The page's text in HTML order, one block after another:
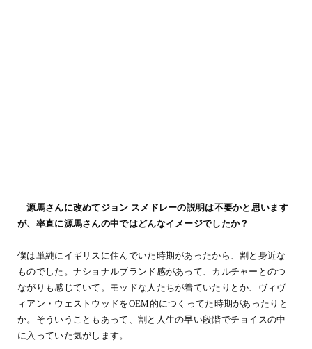
―源馬さんに改めてジョン スメドレーの説明は不要かと思います
が、率直に源馬さんの中ではどんなイメージでしたか？
僕は単純にイギリスに住んでいた時期があったから、割と身近な
ものでした。ナショナルブランド感があって、カルチャーとのつ
ながりも感じていて。モッドな人たちが着ていたりとか、ヴィヴ
ィアン・ウェストウッドをOEM的につくってた時期があったりと
か。そういうこともあって、割と人生の早い段階でチョイスの中
に入っていた気がします。